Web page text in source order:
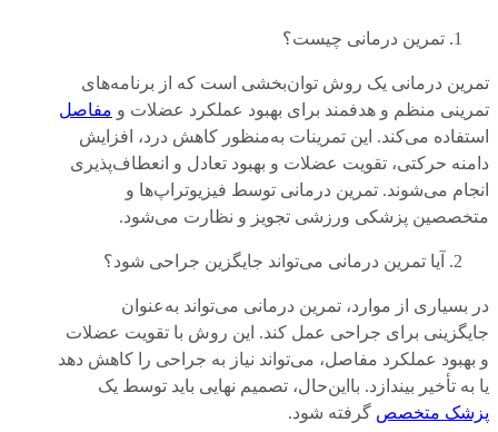
تمرین درمانی چیست؟
تمرین درمانی یک روش توان‌بخشی است که از برنامه‌های
تمرینی منظم و هدفمند برای بهبود عملکرد عضلات و مفاصل
استفاده می‌کند. این تمرینات به‌منظور کاهش درد، افزایش
دامنه حرکتی، تقویت عضلات و بهبود تعادل و انعطاف‌پذیری
انجام می‌شوند. تمرین درمانی توسط فیزیوتراپ‌ها و
متخصصین پزشکی ورزشی تجویز و نظارت می‌شود.
آیا تمرین درمانی می‌تواند جایگزین جراحی شود؟
در بسیاری از موارد، تمرین درمانی می‌تواند به‌عنوان
جایگزینی برای جراحی عمل کند. این روش با تقویت عضلات
و بهبود عملکرد مفاصل، می‌تواند نیاز به جراحی را کاهش دهد
یا به تأخیر بیندازد. بااین‌حال، تصمیم نهایی باید توسط یک
پزشک متخصص گرفته شود.